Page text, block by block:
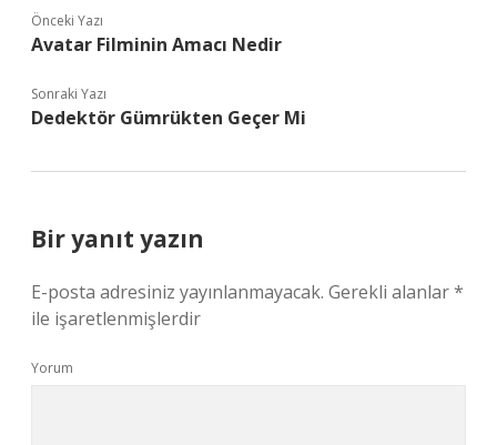
Önceki Yazı
Avatar Filminin Amacı Nedir
Sonraki Yazı
Dedektör Gümrükten Geçer Mi
Bir yanıt yazın
E-posta adresiniz yayınlanmayacak. Gerekli alanlar*
ile işaretlenmişlerdir
Yorum